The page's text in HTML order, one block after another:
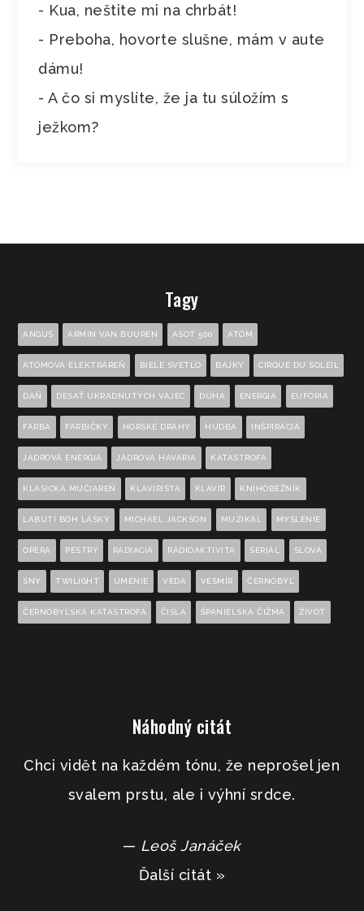
- Kua, neštite mi na chrbát!
- Preboha, hovorte slušne, mám v aute
dámu!
- A čo si myslíte, že ja tu súložím s
ježkom?
Tagy
ANGUS ARMIN VAN BUUREN ASOT 500 ATÓM
ATÓMOVÁ ELEKTRÁREŇ BIELE SVETLO BÁJKY CIRQUE DU SOLEIL
DAŇ DESAŤ UKRADNUTÝCH VAJEC DÚHA ENERGIA EUFÓRIA
FARBA FARBIČKY HORSKÉ DRÁHY HUDBA INŠPIRÁCIA
JADROVÁ ENERGIA JADROVÁ HAVÁRIA KATASTROFA
KLASICKÁ MUČIAREŇ KLAVIRISTA KLAVÍR KNIHOBEŽNÍK
LABUTÍ BOH LÁSKY MICHAEL JACKSON MUZIKÁL MYSLENIE
OPERA PESTRÝ RADIÁCIA RÁDIOAKTIVITA SERIÁL SLOVÁ
SNY TWILIGHT UMENIE VEDA VESMÍR ČERNOBYĽ
ČERNOBYĽSKÁ KATASTROFA ČÍSLA ŠPANIELSKA ČIŽMA ŽIVOT
Náhodný citát
Chci vidět na každém tónu, že neprošel jen
svalem prstu, ale i výhní srdce.
— Leoš Janáček
Ďalší citát »